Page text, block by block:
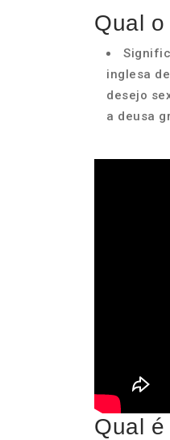
Qual
inglesa
desejo
a deusa
Qual